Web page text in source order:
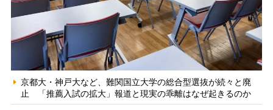
京都大・神戸大など、難関国立大学の総合型選抜が続々と廃
止 「推薦入試の拡大」報道と現実の乖離はなぜ起きるのか